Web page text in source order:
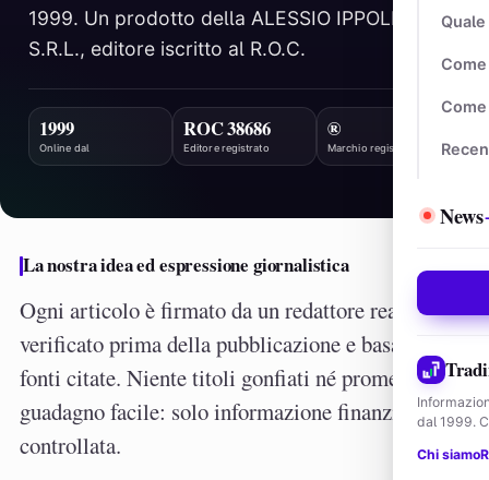
News
dal 1999.
Chi siamo
1999. Un prodotto della ALESSIO IPPOLITO
S.R.L., editore iscritto al R.O.C.
1999
Online dal
ROC 38686
Editore registrato
®
Marchio registrato
La nostra idea ed espressione giornalistica
Ogni articolo è firmato da un redattore reale,
verificato prima della pubblicazione e basato su
fonti citate. Niente titoli gonfiati né promesse di
guadagno facile: solo informazione finanziaria
controllata.